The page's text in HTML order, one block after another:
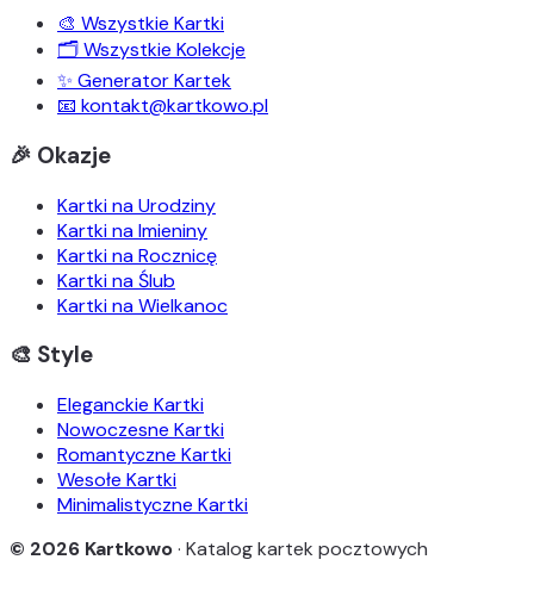
🎨 Wszystkie Kartki
🗂️ Wszystkie Kolekcje
✨ Generator Kartek
📧 kontakt@kartkowo.pl
🎉 Okazje
Kartki na Urodziny
Kartki na Imieniny
Kartki na Rocznicę
Kartki na Ślub
Kartki na Wielkanoc
🎨 Style
Eleganckie Kartki
Nowoczesne Kartki
Romantyczne Kartki
Wesołe Kartki
Minimalistyczne Kartki
© 2026 Kartkowo· Katalog kartek pocztowych